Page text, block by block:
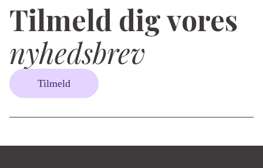
Tilmeld dig vores
nyhedsbrev
Tilmeld